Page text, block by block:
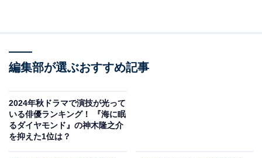
ほどの熱い愛』で主演・宮沢りえさんが演じる主人公の
優賞と新人俳優賞をダブル受賞しました。
2024年は、映画『朽ちないサクラ』やドラマ『アンメッ
編集部が選ぶおすすめ記事
2024年秋ドラマで演技が光って
いる俳優ランキング！ 『海に眠
るダイヤモンド』の神木隆之介
を抑えた1位は？